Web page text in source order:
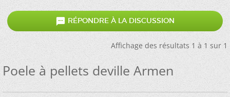
 RÉPONDRE À LA DISCUSSION
Affichage des résultats 1 à 1 sur 1
Poele à pellets deville Armen